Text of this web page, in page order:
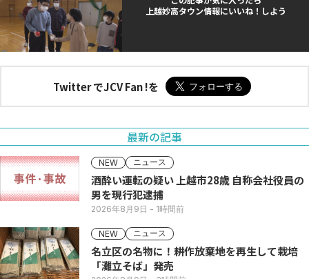
上越妙高タウン情報にいいね！しよう
Twitter でJCV Fan !を
最新の記事
NEW ニュース
酒酔い運転の疑い 上越市28歳 自称会社役員の
男を現行犯逮捕
2026年8月9日 - 1時間前
NEW ニュース
名立区の名物に！耕作放棄地を再生して栽培
「灘立そば」発売